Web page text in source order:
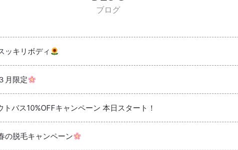
ブログ
ッキリボディ
月限定
トバス10%OFFキャンペーン 本日スタート！
の脱毛キャンペーン